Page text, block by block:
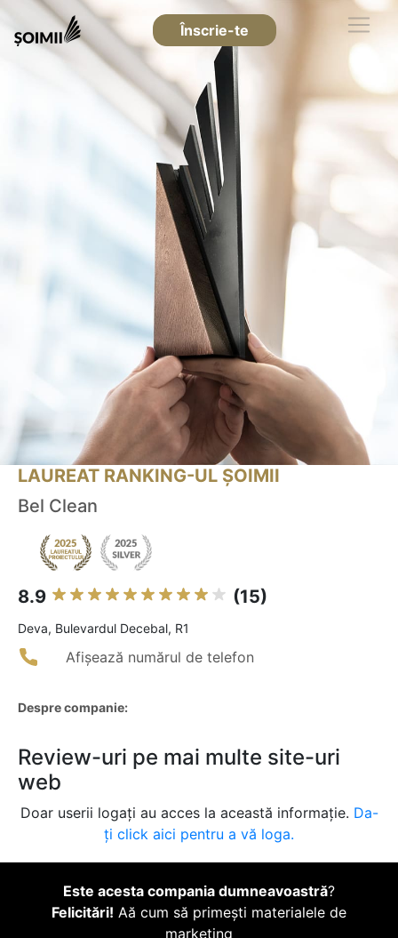
Înscrie-te
LAUREAT RANKING-UL ȘOIMII
Bel Clean
8.9 (15)
Deva, Bulevardul Decebal, R1
Afișează numărul de telefon
Despre companie:
Review-uri pe mai multe site-uri
web
Doar userii logați au acces la această informație. Da-
ți click aici pentru a vă loga.
Este acesta compania dumneavoastră?
Felicitări! Aă cum să primești materialele de
marketing